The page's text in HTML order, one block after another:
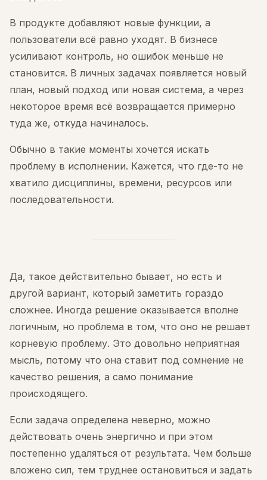
В продукте добавляют новые функции, а
пользователи всё равно уходят. В бизнесе
усиливают контроль, но ошибок меньше не
становится. В личных задачах появляется новый
план, новый подход или новая система, а через
некоторое время всё возвращается примерно
туда же, откуда начиналось.
Обычно в такие моменты хочется искать
проблему в исполнении. Кажется, что где-то не
хватило дисциплины, времени, ресурсов или
последовательности.
Да, такое действительно бывает, но есть и
другой вариант, который заметить гораздо
сложнее. Иногда решение оказывается вполне
логичным, но проблема в том, что оно не решает
корневую проблему. Это довольно неприятная
мысль, потому что она ставит под сомнение не
качество решения, а само понимание
происходящего.
Если задача определена неверно, можно
действовать очень энергично и при этом
постепенно удаляться от результата. Чем больше
вложено сил, тем труднее остановиться и задать